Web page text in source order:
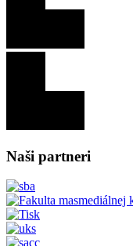
Naši partneri